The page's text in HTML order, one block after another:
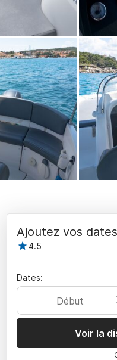
Ajoutez vos
4.5
Dates:
Début
Voir la